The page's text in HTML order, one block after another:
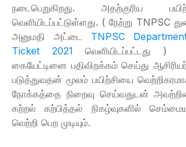
நடைபெறுகிறது. அதற்குரிய
வெளியிடப்பட்டுள்ளது. ( நேற்று TNPSC
அனுமதி அட்டை TNPSC
Ticket 2021 வெளியிடப்பட்டது )
கையேட்டினை பதிவிறக்கம் செய்து
படுத்துவதன் மூலம் பயிற்சியை வெற்றிகரமாக
நோக்கத்தை நிறைவு செய்வதுடன்
கற்றல் கற்பித்தல் நிகழ்வுகளில்
வெற்றி பெற முடியும்.